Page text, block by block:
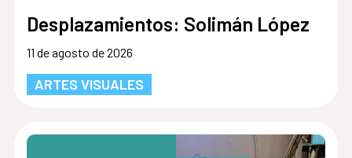
Desplazamientos: Solimán López
11 de agosto de 2026
ARTES VISUALES